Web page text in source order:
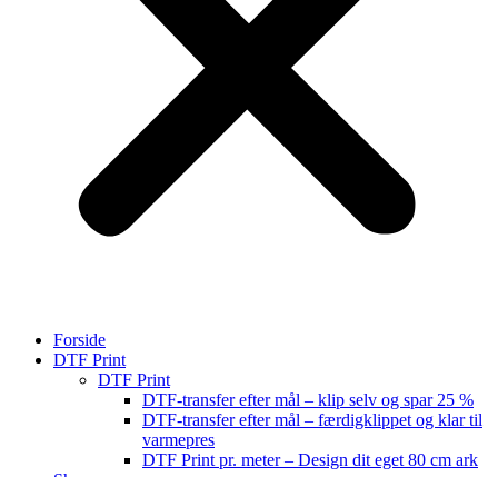
Forside
DTF Print
DTF Print
DTF-transfer efter mål – klip selv og spar 25 %
DTF-transfer efter mål – færdigklippet og klar til
varmepres
DTF Print pr. meter – Design dit eget 80 cm ark